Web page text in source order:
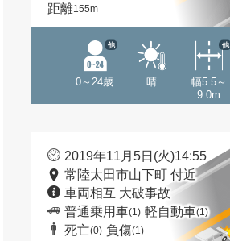
距離155m
0～24歳
他
晴
幅5.5～
9.0m
他
2019年11月5日(火)14:55
常陸太田市山下町 付近
車両相互 大破事故
普通乗用車(1) 軽自動車(1)
死亡(0) 負傷(1)